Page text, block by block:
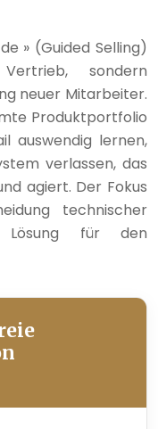
» (Guided Selling)
sondern
neuer Mitarbeiter.
Produktportfolio
auswendig lernen,
verlassen, das
agiert. Der Fokus
technischer
für den